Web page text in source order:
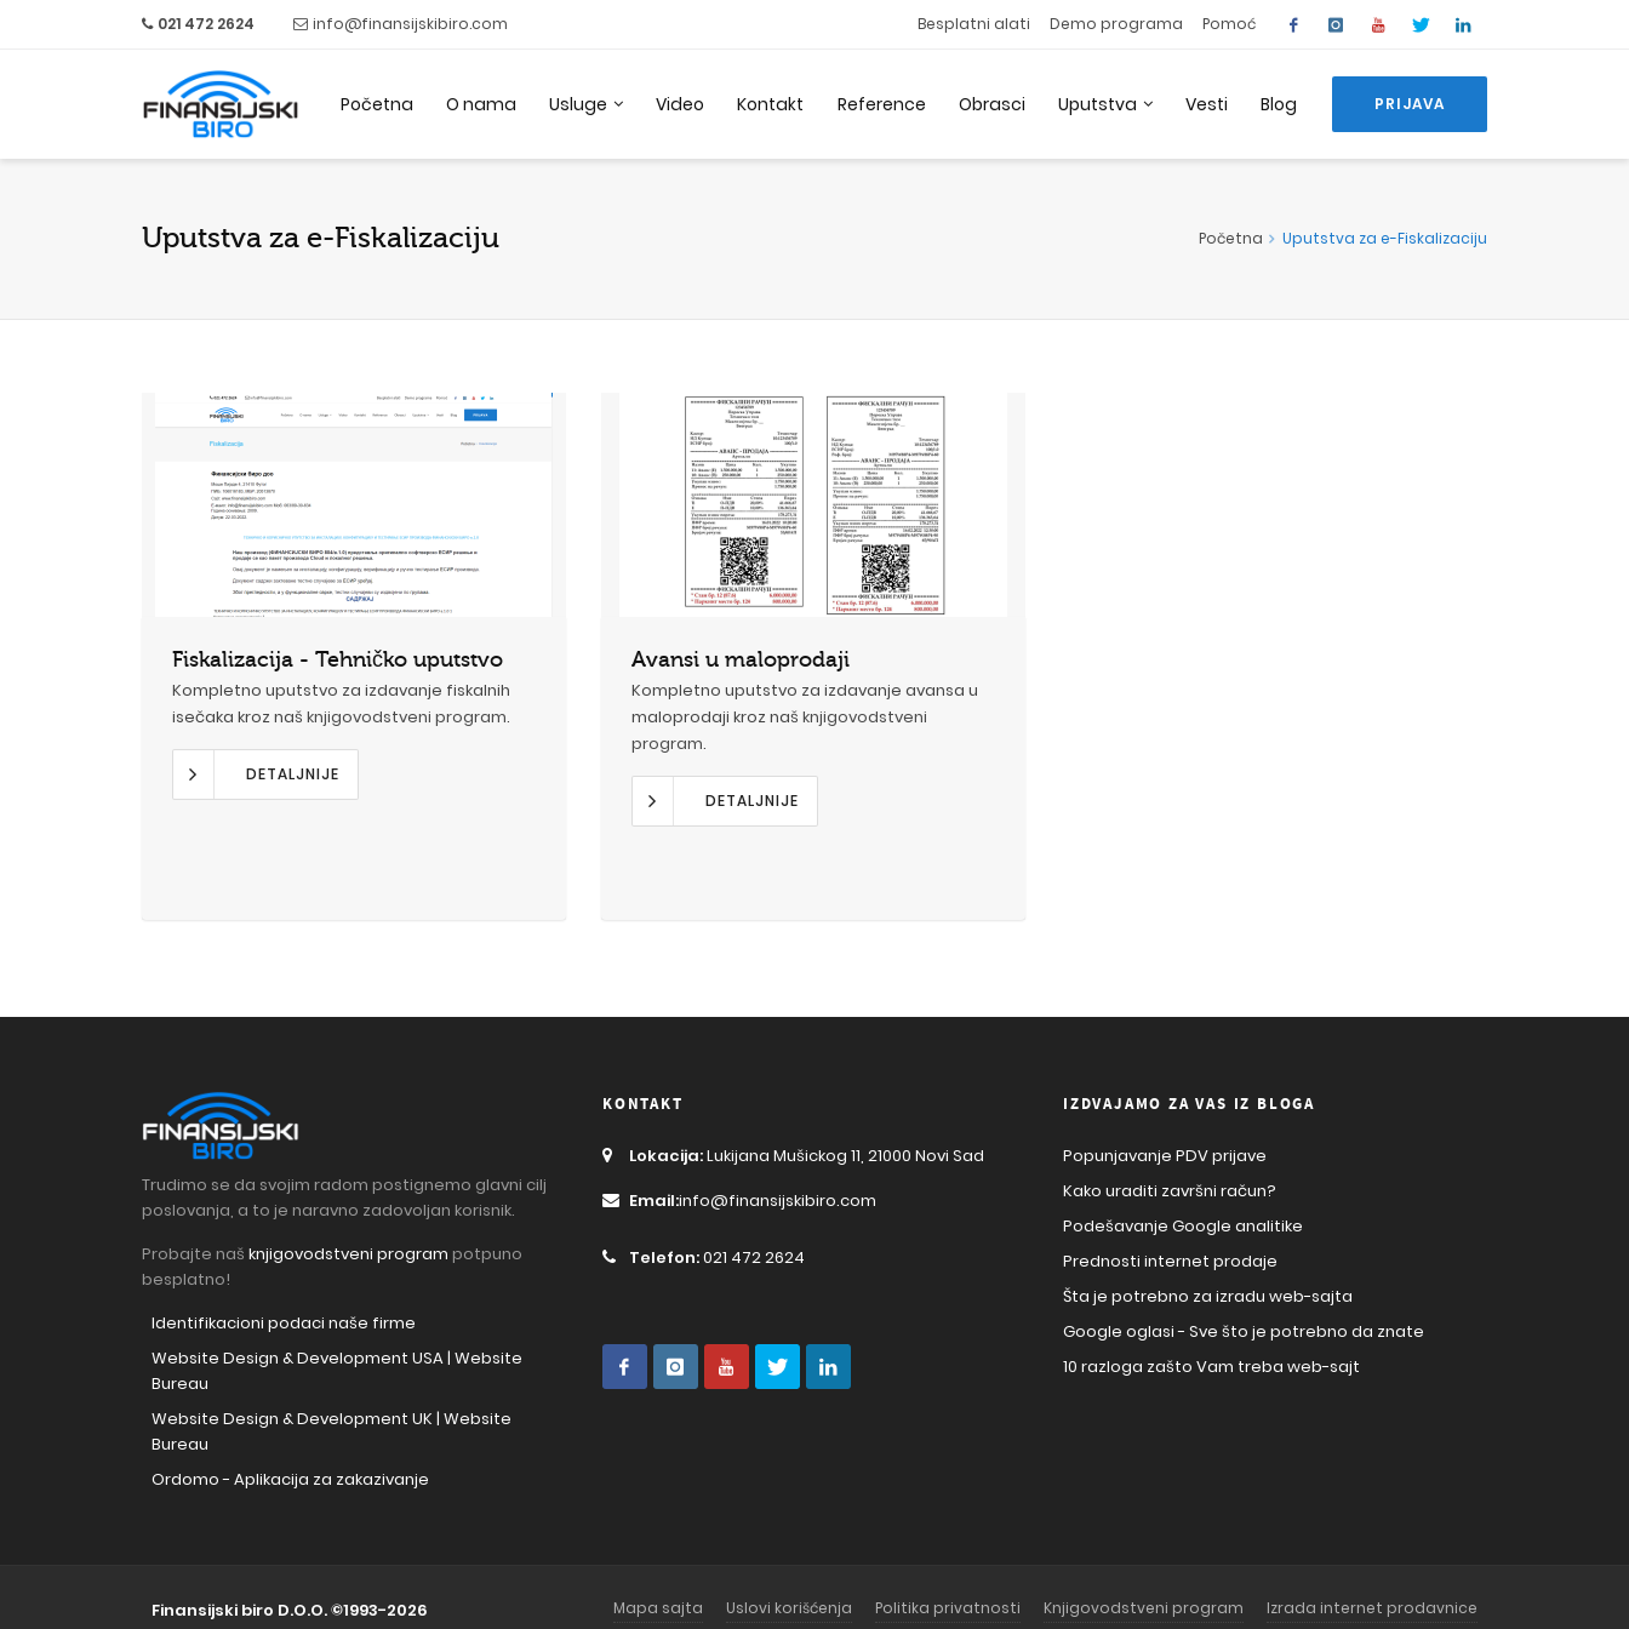
021 472 2624 info@finansijskibiro.com Besplatni alati Demo programa Pomoć
Početna O nama Usluge Video Kontakt Reference Obrasci Uputstva Vesti Blog PRIJAVA
Uputstva za e-Fiskalizaciju Početna Uputstva za e-Fiskalizaciju
Fiskalizacija - Tehničko uputstvo
Kompletno uputstvo za izdavanje fiskalnih
isečaka kroz naš knjigovodstveni program.
DETALJNIJE
Avansi u maloprodaji
Kompletno uputstvo za izdavanje avansa u
maloprodaji kroz naš knjigovodstveni
program.
DETALJNIJE
Trudimo se da svojim radom postignemo glavni cilj
poslovanja, a to je naravno zadovoljan korisnik.
Probajte naš knjigovodstveni program potpuno
besplatno!
Identifikacioni podaci naše firme
Website Design & Development USA | Website
Bureau
Website Design & Development UK | Website
Bureau
Ordomo - Aplikacija za zakazivanje
KONTAKT
Lokacija:Lukijana Mušickog 11, 21000 Novi Sad
Email:info@finansijskibiro.com
Telefon:021 472 2624
IZDVAJAMO ZA VAS IZ BLOGA
Popunjavanje PDV prijave
Kako uraditi završni račun?
Podešavanje Google analitike
Prednosti internet prodaje
Šta je potrebno za izradu web-sajta
Google oglasi - Sve što je potrebno da znate
10 razloga zašto Vam treba web-sajt
Finansijski biro D.O.O.©1993-2026 Mapa sajta Uslovi korišćenja Politika privatnosti Knjigovodstveni program Izrada internet prodavnice